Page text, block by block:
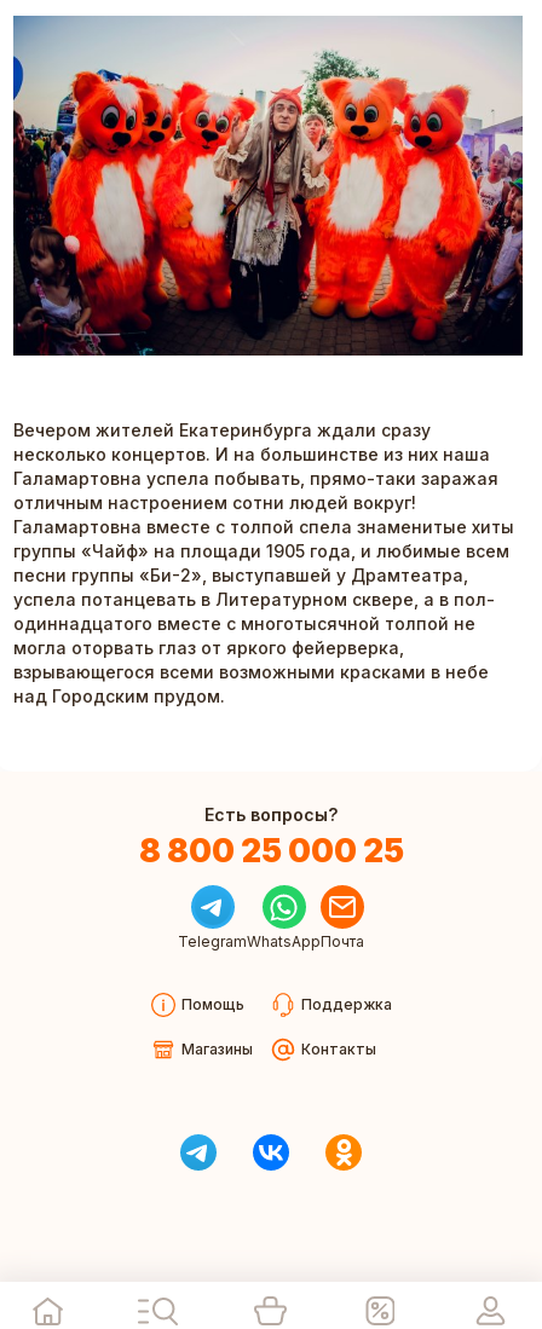
Вечером жителей Екатеринбурга ждали сразу
несколько концертов. И на большинстве из них наша
Галамартовна успела побывать, прямо-таки заражая
отличным настроением сотни людей вокруг!
Галамартовна вместе с толпой спела знаменитые хиты
группы «Чайф» на площади 1905 года, и любимые всем
песни группы «Би-2», выступавшей у Драмтеатра,
успела потанцевать в Литературном сквере, а в пол-
одиннадцатого вместе с многотысячной толпой не
могла оторвать глаз от яркого фейерверка,
взрывающегося всеми возможными красками в небе
над Городским прудом.
Есть вопросы?
8 800 25 000 25
TelegramWhatsAppПочта
Помощь Поддержка
Магазины Контакты